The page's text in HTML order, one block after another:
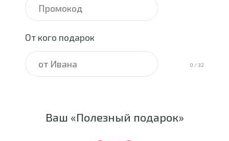
От кого подарок
0 / 32
Ваш «Полезный подарок»